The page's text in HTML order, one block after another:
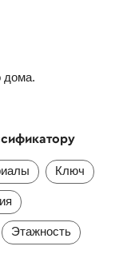
дома.
Ключ
Этажность